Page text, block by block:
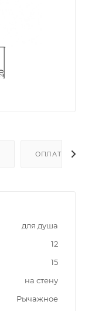
ОПЛАТА
для душа
12
15
на стену
Рычажное